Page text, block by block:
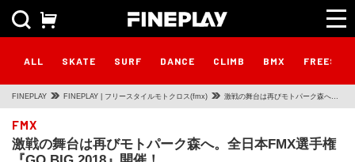
ALL SKATE SURF DANCE CLIMB BMX
FINEPLAY FINEPLAY | フリースタイルモトクロス(fmx) 激戦の舞台は再びモトパーク森へ。
開催！
FMX
激戦の舞台は再びモトパーク森へ。全日本FMX選手権